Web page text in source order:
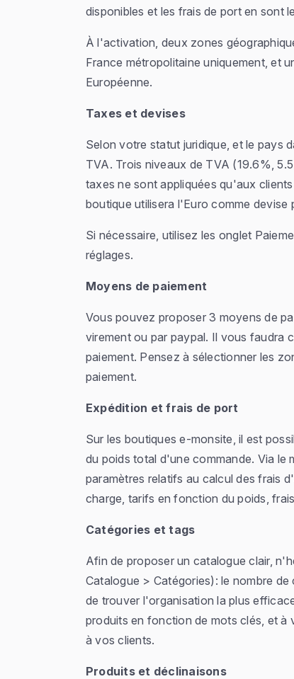
disponibles et les frais de port en sont
À l'activation, deux zones
France métropolitaine uniquement, et
Européenne.
Taxes et devises
Selon votre statut juridique, et le pays
TVA. Trois niveaux de TVA (19.6%,
taxes ne sont appliquées qu'aux
boutique utilisera l'Euro comme devise
Si nécessaire, utilisez les onglet
réglages.
Moyens de paiement
Vous pouvez proposer 3 moyens de
virement ou par paypal. Il vous faudra
paiement. Pensez à sélectionner les
paiement.
Expédition et frais de port
Sur les boutiques e-monsite, il est
du poids total d'une commande. Via le
paramètres relatifs au calcul des frais
charge, tarifs en fonction du poids,
Catégories et tags
Afin de proposer un catalogue clair,
Catalogue > Catégories): le nombre
de trouver l'organisation la plus
produits en fonction de mots clés, et à
à vos clients.
Produits et déclinaisons